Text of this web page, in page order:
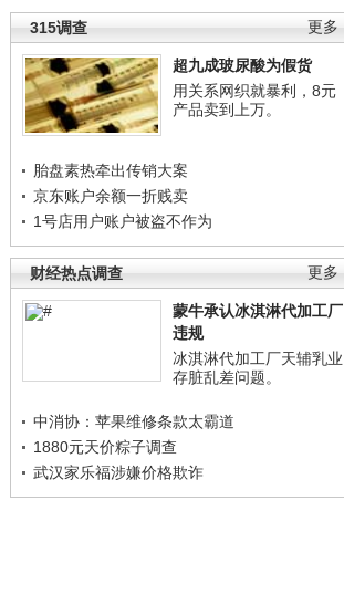
更多
315调查
超九成玻尿酸为假货
用关系网织就暴利，8元
产品卖到上万。
胎盘素热牵出传销大案
京东账户余额一折贱卖
1号店用户账户被盗不作为
更多
财经热点调查
蒙牛承认冰淇淋代加工厂
违规
冰淇淋代加工厂天辅乳业
存脏乱差问题。
中消协：苹果维修条款太霸道
1880元天价粽子调查
武汉家乐福涉嫌价格欺诈